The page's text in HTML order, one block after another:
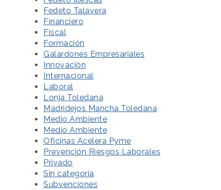
Fedeto Talavera
Financiero
Fiscal
Formación
Galardones Empresariales
Innovación
Internacional
Laboral
Lonja Toledana
Madridejos Mancha Toledana
Medio Ambiente
Medio Ambiente
Oficinas Acelera Pyme
Prevención Riesgos Laborales
Privado
Sin categoría
Subvenciones